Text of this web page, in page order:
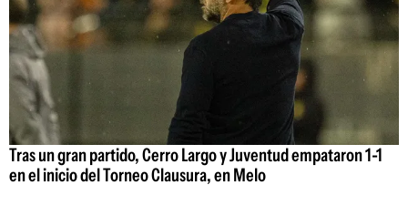
Tras un gran partido, Cerro Largo y Juventud empataron 1-1
en el inicio del Torneo Clausura, en Melo